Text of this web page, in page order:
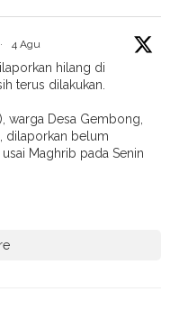
· 4 Agu
hilang di
terus dilakukan.
warga Desa Gembong,
dilaporkan belum
Maghrib pada Senin